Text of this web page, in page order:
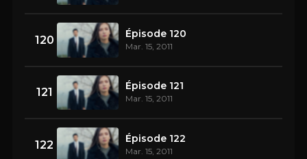
120 Épisode 120
Mar. 15, 2011
121 Épisode 121
Mar. 15, 2011
122 Épisode 122
Mar. 15, 2011